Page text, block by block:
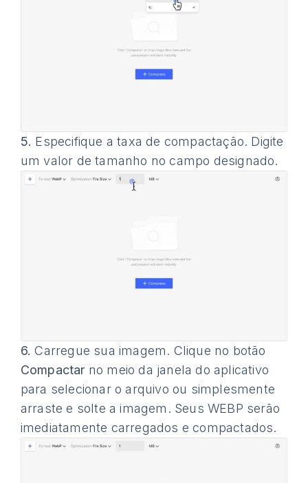
5. Especifique a taxa de compactação. Digite
um valor de tamanho no campo designado.
6. Carregue sua imagem. Clique no botão
Compactar no meio da janela do aplicativo
para selecionar o arquivo ou simplesmente
arraste e solte a imagem. Seus WEBP serão
imediatamente carregados e compactados.